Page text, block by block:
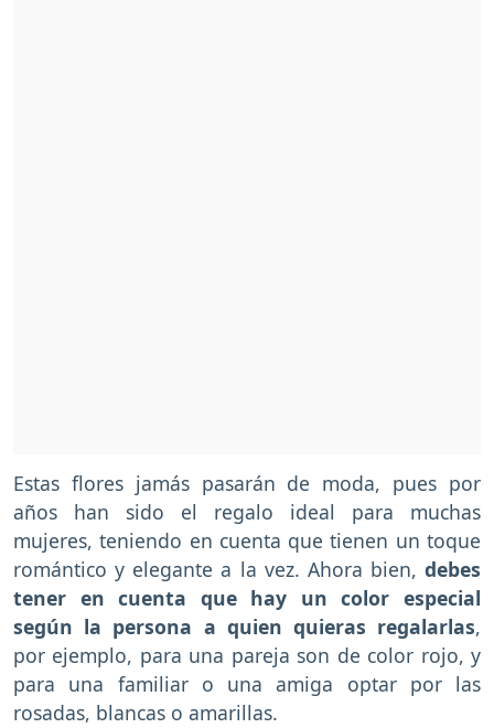
Estas flores jamás pasarán de moda, pues por
años han sido el regalo ideal para muchas
mujeres, teniendo en cuenta que tienen un toque
romántico y elegante a la vez. Ahora bien, debes
tener en cuenta que hay un color especial
según la persona a quien quieras regalarlas,
por ejemplo, para una pareja son de color rojo, y
para una familiar o una amiga optar por las
rosadas, blancas o amarillas.